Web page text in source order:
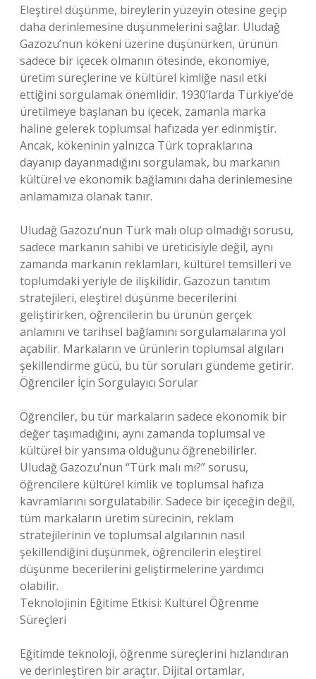
Eleştirel düşünme, bireylerin yüzeyin ötesine geçip
daha derinlemesine düşünmelerini sağlar. Uludağ
Gazozu’nun kökeni üzerine düşünürken, ürünün
sadece bir içecek olmanın ötesinde, ekonomiye,
üretim süreçlerine ve kültürel kimliğe nasıl etki
ettiğini sorgulamak önemlidir. 1930’larda Türkiye’de
üretilmeye başlanan bu içecek, zamanla marka
haline gelerek toplumsal hafızada yer edinmiştir.
Ancak, kökeninin yalnızca Türk topraklarına
dayanıp dayanmadığını sorgulamak, bu markanın
kültürel ve ekonomik bağlamını daha derinlemesine
anlamamıza olanak tanır.
Uludağ Gazozu’nun Türk malı olup olmadığı sorusu,
sadece markanın sahibi ve üreticisiyle değil, aynı
zamanda markanın reklamları, kültürel temsilleri ve
toplumdaki yeriyle de ilişkilidir. Gazozun tanıtım
stratejileri, eleştirel düşünme becerilerini
geliştirirken, öğrencilerin bu ürünün gerçek
anlamını ve tarihsel bağlamını sorgulamalarına yol
açabilir. Markaların ve ürünlerin toplumsal algıları
şekillendirme gücü, bu tür soruları gündeme getirir.
Öğrenciler İçin Sorgulayıcı Sorular
Öğrenciler, bu tür markaların sadece ekonomik bir
değer taşımadığını, aynı zamanda toplumsal ve
kültürel bir yansıma olduğunu öğrenebilirler.
Uludağ Gazozu’nun “Türk malı mı?” sorusu,
öğrencilere kültürel kimlik ve toplumsal hafıza
kavramlarını sorgulatabilir. Sadece bir içeceğin değil,
tüm markaların üretim sürecinin, reklam
stratejilerinin ve toplumsal algılarının nasıl
şekillendiğini düşünmek, öğrencilerin eleştirel
düşünme becerilerini geliştirmelerine yardımcı
olabilir.
Teknolojinin Eğitime Etkisi: Kültürel Öğrenme
Süreçleri
Eğitimde teknoloji, öğrenme süreçlerini hızlandıran
ve derinleştiren bir araçtır. Dijital ortamlar,